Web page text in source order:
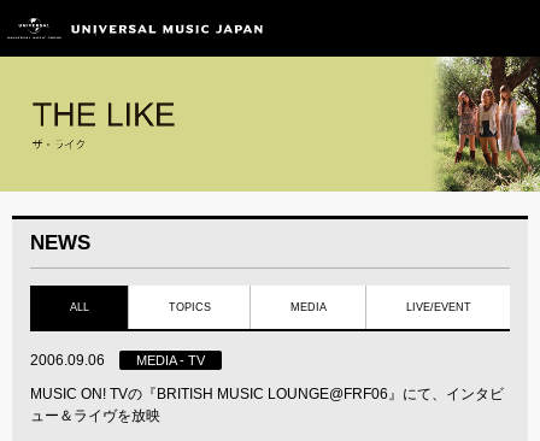
NEWS
ALL TOPICS MEDIA LIVE/EVENT
2006.09.06 MEDIA - TV
MUSIC ON! TVの『BRITISH MUSIC LOUNGE@FRF06』にて、インタビ
ュー＆ライヴを放映